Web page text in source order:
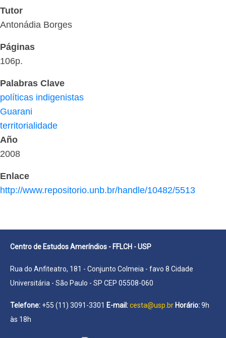
Tutor
Antonádia Borges
Páginas
106p.
Palabras Clave
políticas indigenistas
Guarani
territorialidade
Año
2008
Enlace
http://www.repositorio.unb.br/handle/10482/5513
Centro de Estudos Ameríndios - FFLCH - USP
Rua do Anfiteatro, 181 - Conjunto Colmeia - favo 8 Cidade
Universitária - São Paulo - SP CEP 05508-060
Telefone: +55 (11) 3091-3301 E-mail:cesta@usp.br Horário:9h
às 18h